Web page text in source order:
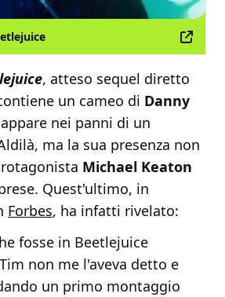
, atteso sequel diretto
un cameo di Danny
nei panni di un
ma la sua presenza non
Michael Keaton
Quest'ultimo, in
Forbes, ha infatti rivelato:
fosse in Beetlejuice
non me l'aveva detto e
un primo montaggio